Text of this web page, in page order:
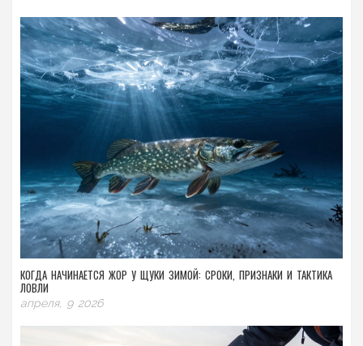
КОГДА НАЧИНАЕТСЯ ЖОР У ЩУКИ ЗИМОЙ: СРОКИ, ПРИЗНАКИ И ТАКТИКА
ЛОВЛИ
апреля, 9 2026